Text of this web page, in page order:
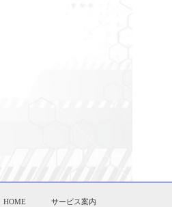
HOME サービス案内